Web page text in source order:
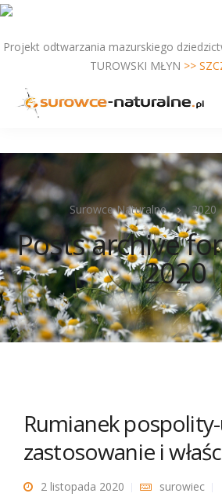
Projekt odtwarzania mazurskiego
TUROWSKI MŁYN >>
Surowce Naturalne 2020
Posts archive
2020
Rumianek
zastosowanie i
2 listopada 2020
surowiec